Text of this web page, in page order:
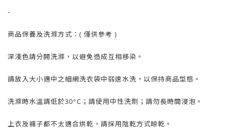
-
商品保養及洗滌方式：( 僅供參考 )
深淺色請分開洗滌，以避免造成互相移染。
請放入大小適中之細網洗衣袋中弱速水洗，以保持商品型態。
洗滌時水溫請低於30°C；請使用中性洗劑；請勿長時間浸泡。
上衣及褲子都不太適合烘乾，請採用陰乾方式晾乾。